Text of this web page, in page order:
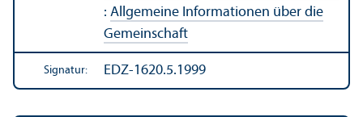
: Allgemeine Informationen über die
Gemeinschaft
Signatur: EDZ-1620.5.1999